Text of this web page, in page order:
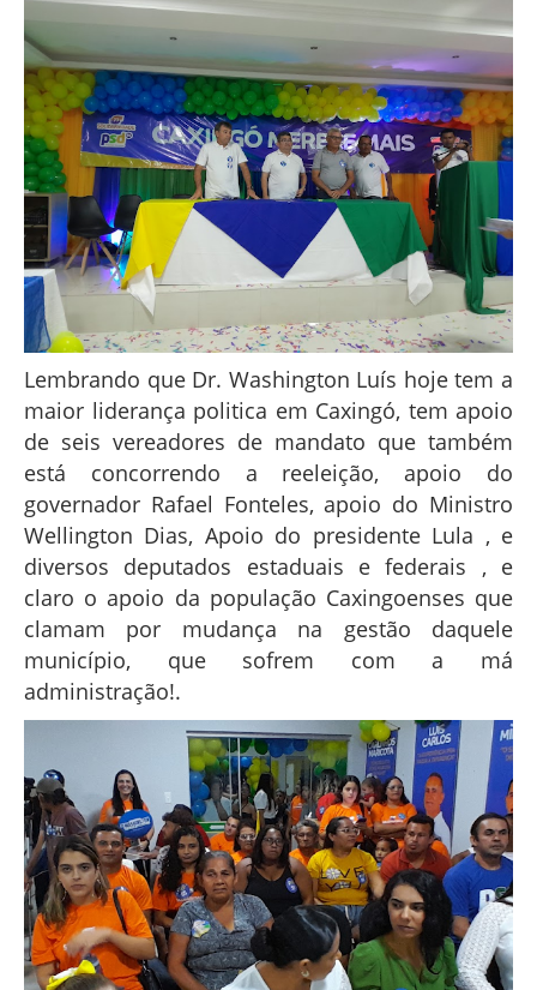
Lembrando que Dr. Washington Luís hoje tem a
maior liderança politica em Caxingó, tem apoio
de seis vereadores de mandato que também
está concorrendo a reeleição, apoio do
governador Rafael Fonteles, apoio do Ministro
Wellington Dias, Apoio do presidente Lula , e
diversos deputados estaduais e federais , e
claro o apoio da população Caxingoenses que
clamam por mudança na gestão daquele
município, que sofrem com a má
administração!.